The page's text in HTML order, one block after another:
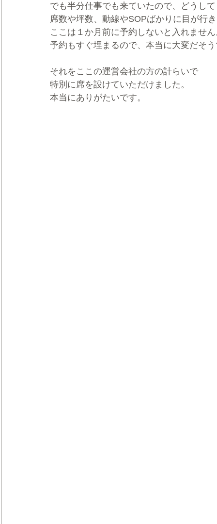
でも半分仕事でも来ていたので、どうし
席数や坪数、動線やSOPばかりに目が行
ここは１か月前に予約しないと入れませ
予約もすぐ埋まるので、本当に大変だそ
それをここの運営会社の方の計らいで
特別に席を設けていただけました。
本当にありがたいです。